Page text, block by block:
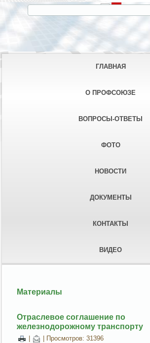
ГЛАВНАЯ
О ПРОФСОЮЗЕ
ВОПРОСЫ-ОТВЕТЫ
ФОТО
НОВОСТИ
ДОКУМЕНТЫ
КОНТАКТЫ
ВИДЕО
Материалы
Отраслевое соглашение по
железнодорожному транспорту
| Просмотров: 31396